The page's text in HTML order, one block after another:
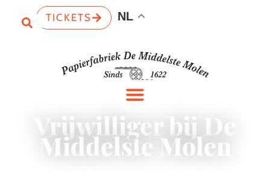
TICKETS NL
Vrijwilliger bij De
Middelste Molen